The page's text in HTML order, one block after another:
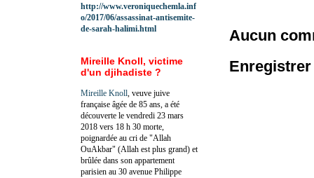
Aucun
http://www.veroniquechemla.inf
o/2017/06/assassinat-antisemite-
de-sarah-halimi.html
Mireille Knoll, victime
d'un djihadiste ?
Mireille Knoll , veuve juive
française âgée de 85 ans, a été
découverte le vendredi 23 mars
2018 vers 18 h 30 morte,
poignardée au cri de "Allah
OuAkbar" (Allah est plus grand) et
brûlée dans son appartement
parisien au 30 avenue Philippe